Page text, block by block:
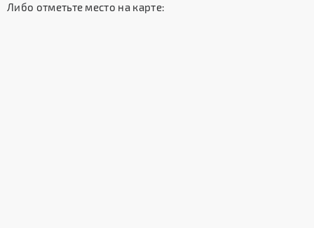
Либо отметьте место на карте: